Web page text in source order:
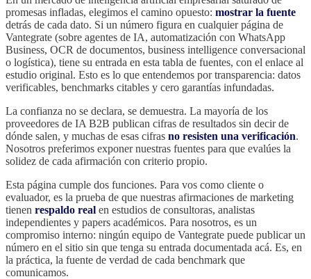
promesas infladas, elegimos el camino opuesto: mostrar la fuente
detrás de cada dato. Si un número figura en cualquier página de
Vantegrate (sobre agentes de IA, automatización con WhatsApp
Business, OCR de documentos, business intelligence conversacional
o logística), tiene su entrada en esta tabla de fuentes, con el enlace al
estudio original. Esto es lo que entendemos por transparencia: datos
verificables, benchmarks citables y cero garantías infundadas.
La confianza no se declara, se demuestra. La mayoría de los
proveedores de IA B2B publican cifras de resultados sin decir de
dónde salen, y muchas de esas cifras no resisten una verificación.
Nosotros preferimos exponer nuestras fuentes para que evalúes la
solidez de cada afirmación con criterio propio.
Esta página cumple dos funciones. Para vos como cliente o
evaluador, es la prueba de que nuestras afirmaciones de marketing
tienen respaldo real en estudios de consultoras, analistas
independientes y papers académicos. Para nosotros, es un
compromiso interno: ningún equipo de Vantegrate puede publicar un
número en el sitio sin que tenga su entrada documentada acá. Es, en
la práctica, la fuente de verdad de cada benchmark que
comunicamos.